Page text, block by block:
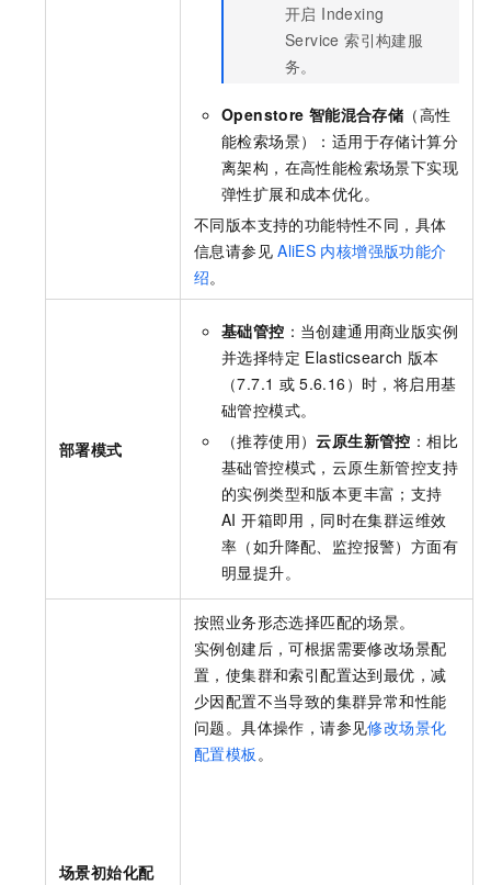
开启 Indexing
Service 索引构建服
务。
Openstore 智能混合存储 （高性
能检索场景）：适用于存储计算分
离架构，在高性能检索场景下实现
弹性扩展和成本优化。
不同版本支持的功能特性不同，具体
信息请参见 AliES 内核增强版功能介
绍。
部署模式
基础管控 ：当创建通用商业版实例
并选择特定 Elasticsearch 版本
（7.7.1 或 5.6.16）时，将启用基
础管控模式。
（推荐使用）云原生新管控 ：相比
基础管控模式，云原生新管控支持
的实例类型和版本更丰富；支持
AI 开箱即用，同时在集群运维效
率（如升降配、监控报警）方面有
明显提升。
场景初始化配
按照业务形态选择匹配的场景。
实例创建后，可根据需要修改场景配
置，使集群和索引配置达到最优，减
少因配置不当导致的集群异常和性能
问题。具体操作，请参见修改场景化
配置模板 。